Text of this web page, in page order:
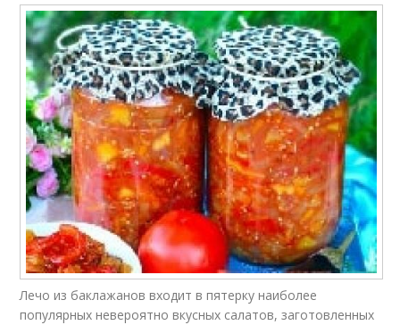
Лечо из баклажанов входит в пятерку наиболее
популярных невероятно вкусных салатов, заготовленных